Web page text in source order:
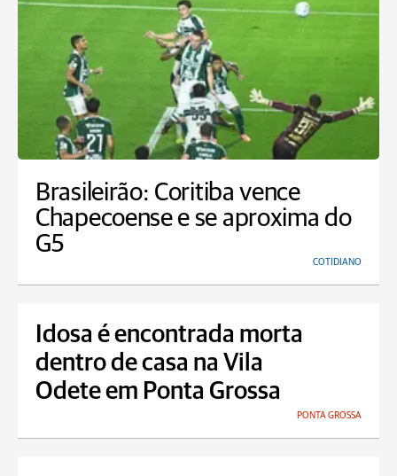
Brasileirão: Coritiba vence
Chapecoense e se aproxima do
G5
COTIDIANO
Idosa é encontrada morta
dentro de casa na Vila
Odete em Ponta Grossa
PONTA GROSSA